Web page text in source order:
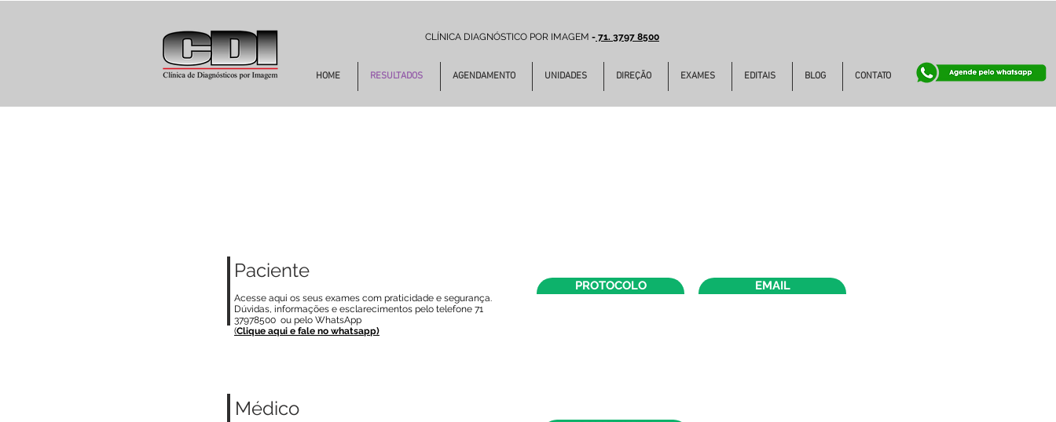
CLÍNICA DIAGNÓSTICO POR IMAGEM - 71. 3797 8500
HOME RESULTADOS AGENDAMENTO UNIDADES DIREÇÃO EXAMES EDITAIS BLOG CONTATO
Paciente
Acesse aqui os seus exames com praticidade e segurança.
Dúvidas, informações e esclarecimentos pelo telefone 71
37978500 ou pelo WhatsApp
(Clique aqui e fale no whatsapp)
PROTOCOLO EMAIL
Médico